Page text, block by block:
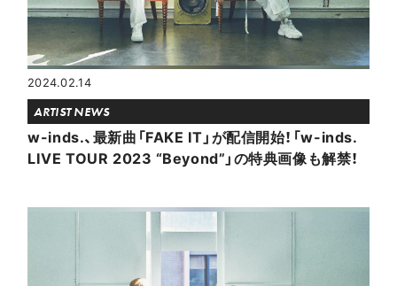
2024.02.14
ARTIST NEWS
w-inds.、最新曲「FAKE IT」が配信開始！「w-inds.
LIVE TOUR 2023 “Beyond”」の特典画像も解禁！